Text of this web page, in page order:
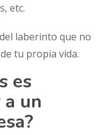
etc.
laberinto que no
tu propia vida.
es
un